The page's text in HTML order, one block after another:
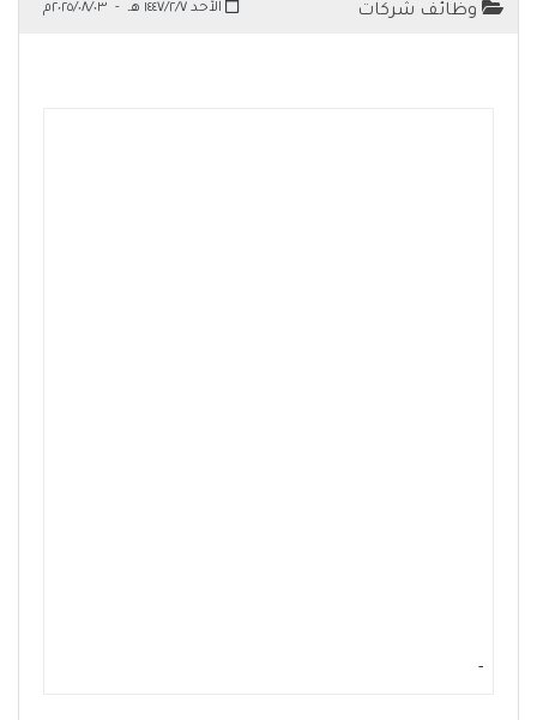
وظائف شركات الأحد ١٤٤٧/٢/٧ هـ - ٢٠٢٥/٠٨/٠٣م
-